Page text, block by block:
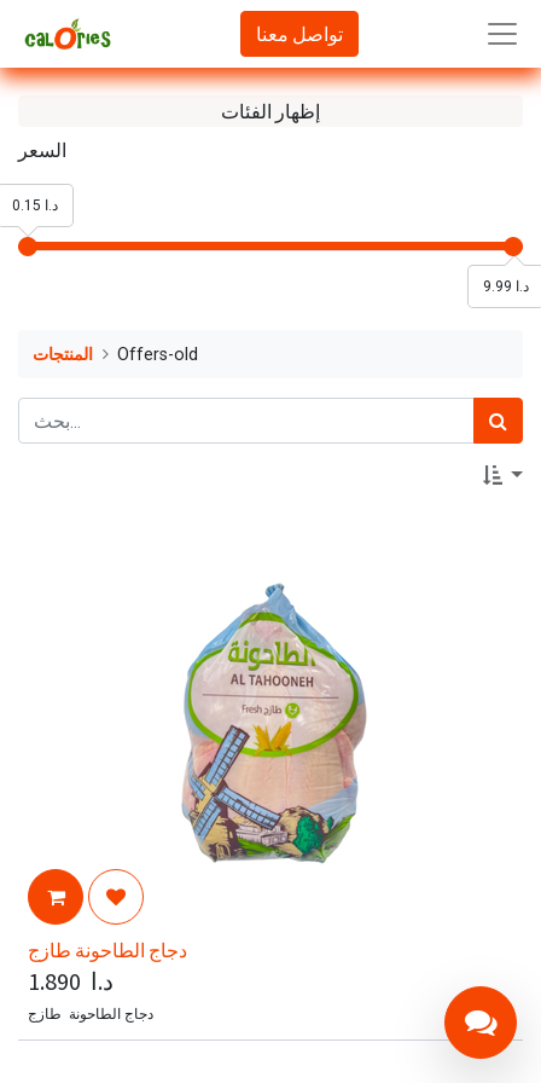
تواصل معنا
إظهار الفئات
السعر
9.99 د.ا
0.15 د.ا
المنتجات Offers-old
دجاج الطاحونة طازج
1.890 د.ا
دجاج الطاحونة طازج